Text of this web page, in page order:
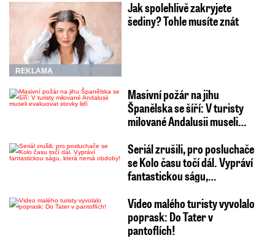
REKLAMA
Jak spolehlivě zakryjete
šediny? Tohle musíte znát
Masivní požár na jihu
Španělska se šíří: V turisty
milované Andalusii museli…
Seriál zrušili, pro posluchače
se Kolo času točí dál. Vypráví
fantastickou ságu,…
Video malého turisty vyvolalo
poprask: Do Tater v
pantoflích!